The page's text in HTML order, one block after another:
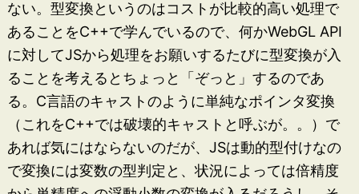
ない。型変換というのはコストが比較的高い処理で
あることをC++で学んでいるので、何かWebGL API
に対してJSから処理をお願いするたびに型変換が入
ることを考えるとちょっと「ぞっと」するのであ
る。C言語のキャストのように単純なポインタ変換
（これをC++では破壊的キャストと呼ぶが。。）で
あれば気にはならないのだが、JSは動的型付けなの
で変換には変数の型判定と、状況によっては倍精度